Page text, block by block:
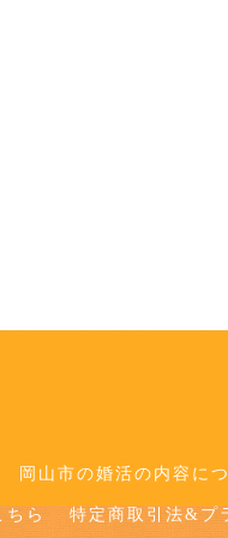
岡山市の婚活の内容に
ら 特定商取引法&プ